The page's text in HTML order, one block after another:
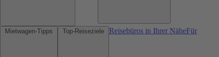
Reisebüros in Ihrer NäheFür